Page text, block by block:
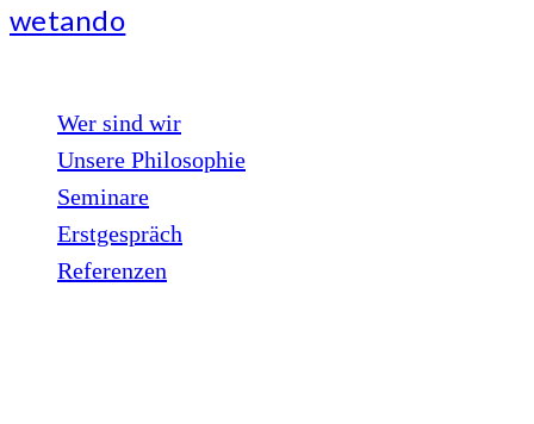
wetando
Wer sind wir
Unsere Philosophie
Seminare
Erstgespräch
Referenzen